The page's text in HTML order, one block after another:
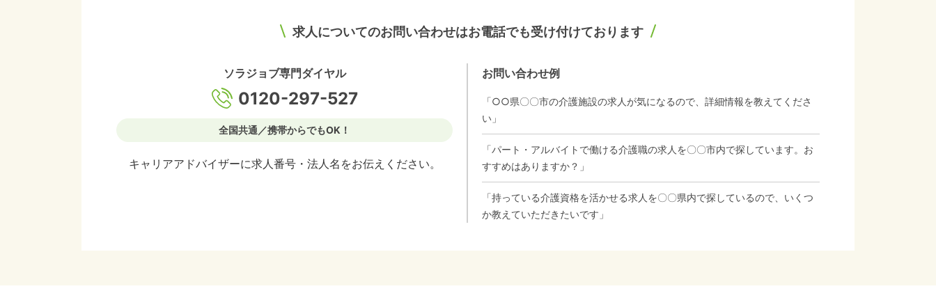
求人についてのお問い合わせはお電話でも受け付けております
ソラジョブ専門ダイヤル
0120-297-527
全国共通／携帯からでもOK！
キャリアアドバイザーに求人番号・法人名をお伝えください。
お問い合わせ例
「○○県〇〇市の介護施設の求人が気になるので、詳細情報を教えてくださ
い」
「パート・アルバイトで働ける介護職の求人を〇〇市内で探しています。お
すすめはありますか？」
「持っている介護資格を活かせる求人を〇〇県内で探しているので、いくつ
か教えていただきたいです」